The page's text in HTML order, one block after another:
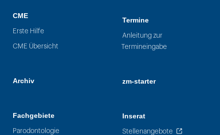
CME
Erste Hilfe
CME Übersicht
Archiv
Fachgebiete
Parodontologie
Termine
Anleitung zur
Termineingabe
zm-starter
Inserat
Stellenangebote